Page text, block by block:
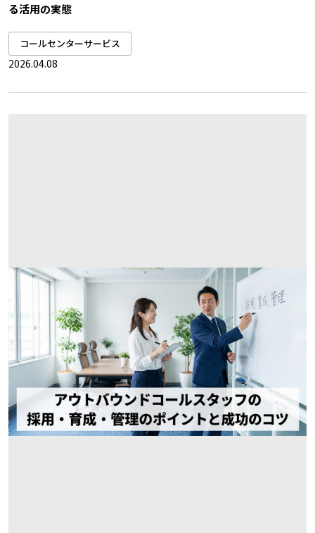
る活用の実態
コールセンターサービス
2026.04.08